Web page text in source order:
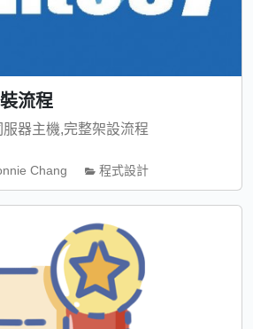
流程
器主機,完整架設流程
Chang 程式設計